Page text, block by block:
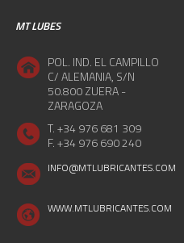
MT LUBES
POL. IND. EL CAMPILLO
C/ ALEMANIA, S/N
50.800 ZUERA -
ZARAGOZA
T. +34 976 681 309
F. +34 976 690 240
INFO@MTLUBRICANTES.COM
WWW.MTLUBRICANTES.COM